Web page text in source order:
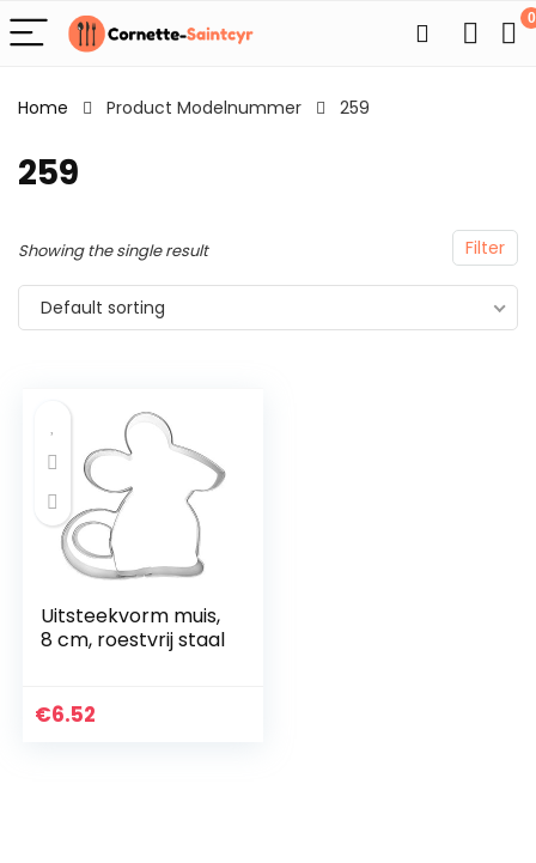
0
Home Product Modelnummer 259
259
Filter
Showing the single result
Default sorting
Uitsteekvorm muis,
8 cm, roestvrij staal
€6.52